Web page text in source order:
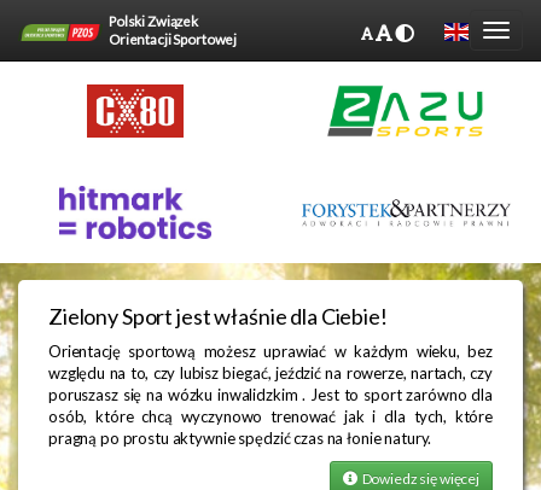
Polski Związek
Orientacji Sportowej
Zielony Sport jest właśnie dla Ciebie!
Orientację sportową możesz uprawiać w każdym wieku, bez
względu na to, czy lubisz biegać, jeździć na rowerze, nartach, czy
poruszasz się na wózku inwalidzkim . Jest to sport zarówno dla
osób, które chcą wyczynowo trenować jak i dla tych, które
pragną po prostu aktywnie spędzić czas na łonie natury.
Dowiedz się więcej